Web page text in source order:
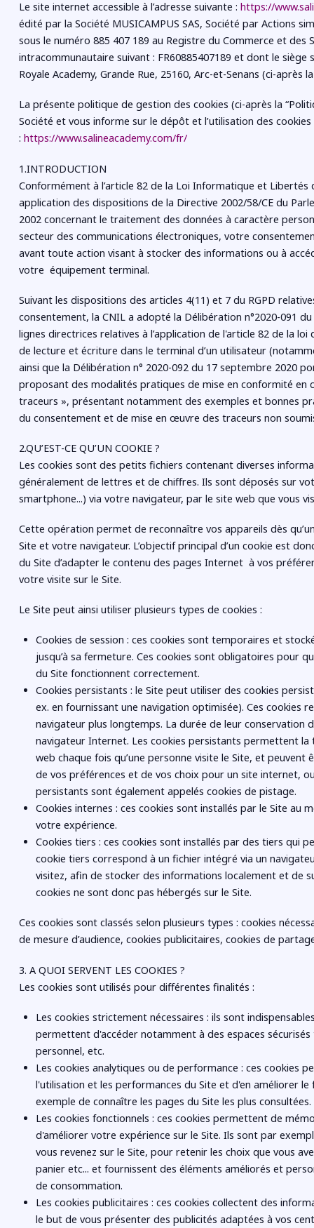
Le site internet accessible à l’adresse suivante : https://
édité par la Société MUSICAMPUS SAS, Société par Actions
sous le numéro 885 407 189 au Registre du Commerce et des
intracommunautaire suivant : FR60885407189 et dont le siège
Royale Academy, Grande Rue, 25160, Arc-et-Senans (ci-après la
La présente politique de gestion des cookies (ci-après la
Société et vous informe sur le dépôt et l’utilisation des
: https://www.salineacademy.com/fr/
1.INTRODUCTION
Conformément à l’article 82 de la Loi Informatique et
application des dispositions de la Directive 2002/58/CE du
2002 concernant le traitement des données à caractère
secteur des communications électroniques, votre
avant toute action visant à stocker des informations ou à
votre équipement terminal.
Suivant les dispositions des articles 4(11) et 7 du RGPD
consentement, la CNIL a adopté la Délibération n°2020-091
lignes directrices relatives à l’application de l'article 82 de la
de lecture et écriture dans le terminal d’un utilisateur
ainsi que la Délibération n° 2020-092 du 17 septembre 2020
proposant des modalités pratiques de mise en conformité en
traceurs », présentant notamment des exemples et bonnes
du consentement et de mise en œuvre des traceurs non
2.QU’EST-CE QU’UN COOKIE ?
Les cookies sont des petits fichiers contenant diverses
généralement de lettres et de chiffres. Ils sont déposés sur
smartphone...) via votre navigateur, par le site web que vous
Cette opération permet de reconnaître vos appareils dès
Site et votre navigateur. L’objectif principal d’un cookie est
du Site d’adapter le contenu des pages Internet à vos
votre visite sur le Site.
Le Site peut ainsi utiliser plusieurs types de cookies :
Cookies de session : ces cookies sont temporaires et
jusqu’à sa fermeture. Ces cookies sont obligatoires pour
du Site fonctionnent correctement.
Cookies persistants : le Site peut utiliser des cookies
ex. en fournissant une navigation optimisée). Ces cookies
navigateur plus longtemps. La durée de leur
navigateur Internet. Les cookies persistants permettent la
web chaque fois qu’une personne visite le Site, et
de vos préférences et de vos choix pour un site internet,
persistants sont également appelés cookies de pistage.
Cookies internes : ces cookies sont installés par le Site au
votre expérience.
Cookies tiers : ces cookies sont installés par des tiers qui
cookie tiers correspond à un fichier intégré via un
visitez, afin de stocker des informations localement et de
cookies ne sont donc pas hébergés sur le Site.
Ces cookies sont classés selon plusieurs types : cookies
de mesure d’audience, cookies publicitaires, cookies de
3. A QUOI SERVENT LES COOKIES ?
Les cookies sont utilisés pour différentes finalités :
Les cookies strictement nécessaires : ils sont
permettent d'accéder notamment à des espaces
personnel, etc.
Les cookies analytiques ou de performance : ces cookies
l'utilisation et les performances du Site et d'en améliorer
exemple de connaître les pages du Site les plus consultées.
Les cookies fonctionnels : ces cookies permettent de
d'améliorer votre expérience sur le Site. Ils sont par
vous revenez sur le Site, pour retenir les choix que vous
panier etc... et fournissent des éléments améliorés et
de consommation.
Les cookies publicitaires : ces cookies collectent des
le but de vous présenter des publicités adaptées à vos